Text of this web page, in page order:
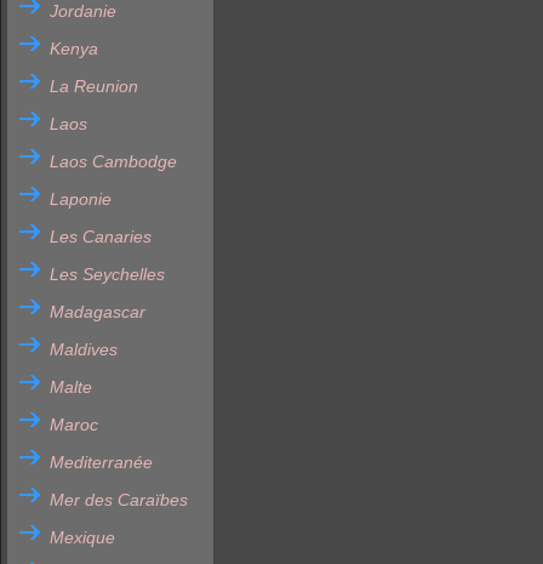
Jordanie
Kenya
La Reunion
Laos
Laos Cambodge
Laponie
Les Canaries
Les Seychelles
Madagascar
Maldives
Malte
Maroc
Mediterranée
Mer des Caraïbes
Mexique